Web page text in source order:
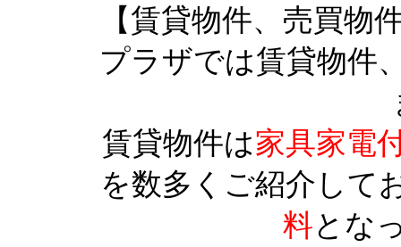
【賃貸物件、売買物
プラザでは賃貸物件
賃貸物件は家具家電
を数多くご紹介して
料とな